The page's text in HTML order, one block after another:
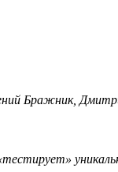
Бражник,